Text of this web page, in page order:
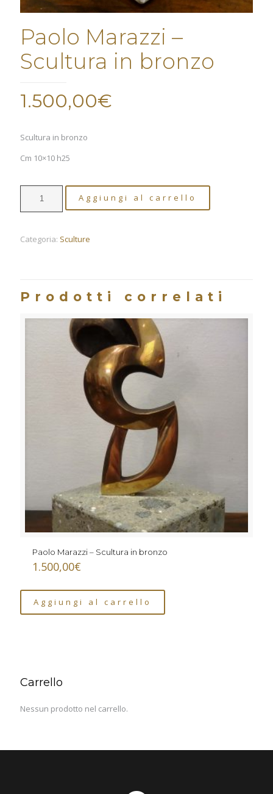
Paolo Marazzi –
Scultura in bronzo
1.500,00€
Scultura in bronzo
Cm 10×10 h25
Marazzi
-
in
Aggiungi al carrello
Categoria: Sculture
Prodotti correlati
Paolo Marazzi – Scultura in bronzo
1.500,00€
Aggiungi al carrello
Carrello
Nessun prodotto nel carrello.